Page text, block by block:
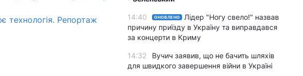
технологія. Репортаж
14:40 ОНОВЛЕНО
Лідер "Ногу свело!" назвав
причину приїзду в Україну та виправдався
за концерти в Криму
14:32
Вучич заявив, що не бачить шляхів
для швидкого завершення війни в Україні